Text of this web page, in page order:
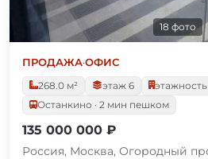
18 фото
ПРОДАЖА·ОФИС
268.0 м²
этаж 6
этажность
Останкино · 2 мин пешком
135 000 000 ₽
Россия, Москва, Огородный